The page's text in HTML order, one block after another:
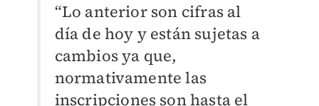
“Lo anterior son cifras al
día de hoy y están sujetas a
cambios ya que,
normativamente las
inscripciones son hasta el